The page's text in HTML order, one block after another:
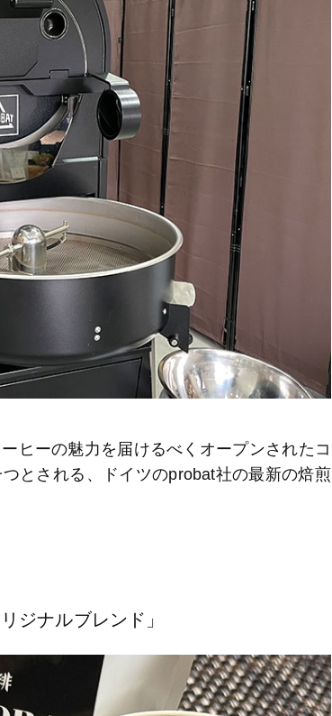
ヒーの魅力を届けるべくオープンされたコ
とされる、ドイツのprobat社の最新の焙煎
ジナルブレンド」